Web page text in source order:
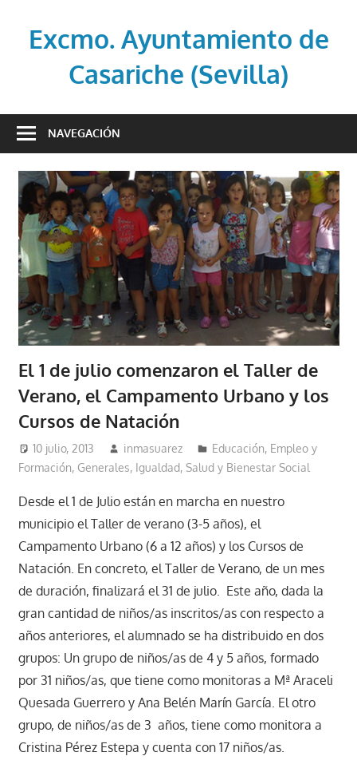
contenidoExcmo. Ayuntamiento de
Casariche (Sevilla)
oficial
Ayuntamiento
de
Casariche
(Sevilla)
NAVEGACIÓN
El 1 de julio comenzaron el Taller de
Verano, el Campamento Urbano y los
Cursos de Natación
10 julio, 2013 inmasuarez
Educación, Empleo y
Formación, Generales, Igualdad, Salud y Bienestar Social
Desde el 1 de Julio están en marcha en nuestro
municipio el Taller de verano (3-5 años), el
Campamento Urbano (6 a 12 años) y los Cursos de
Natación. En concreto, el Taller de Verano, de un mes
de duración, finalizará el 31 de julio. Este año, dada la
gran cantidad de niños/as inscritos/as con respecto a
años anteriores, el alumnado se ha distribuido en dos
grupos: Un grupo de niños/as de 4 y 5 años, formado
por 31 niños/as, que tiene como monitoras a Mª Araceli
Quesada Guerrero y Ana Belén Marín García. El otro
grupo, de niños/as de 3 años, tiene como monitora a
Cristina Pérez Estepa y cuenta con 17 niños/as.